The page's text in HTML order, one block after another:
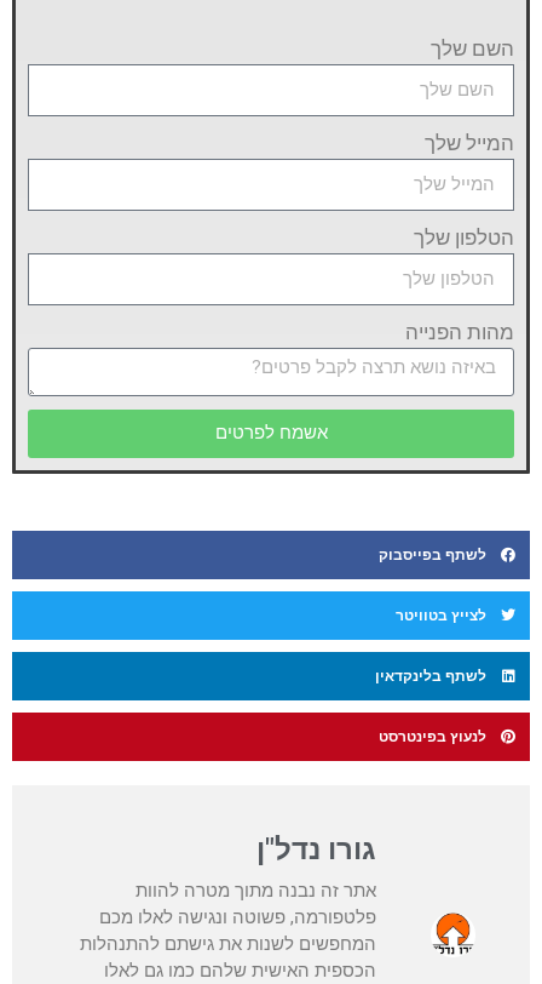
השם שלך
המייל שלך
הטלפון שלך
מהות הפנייה
אשמח לפרטים
לשתף בפייסבוק
לצייץ בטוויטר
לשתף בלינקדאין
לנעוץ בפינטרסט
גורו נדל"ן
אתר זה נבנה מתוך מטרה להוות
פלטפורמה, פשוטה ונגישה לאלו מכם
המחפשים לשנות את גישתם להתנהלות
הכספית האישית שלהם כמו גם לאלו